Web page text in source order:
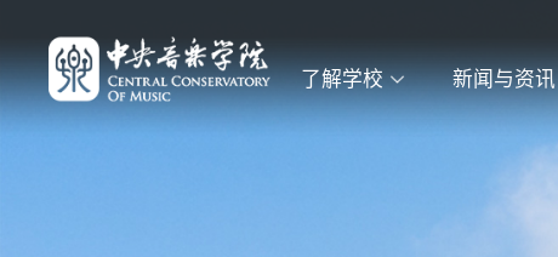
了解学校 新闻与资讯